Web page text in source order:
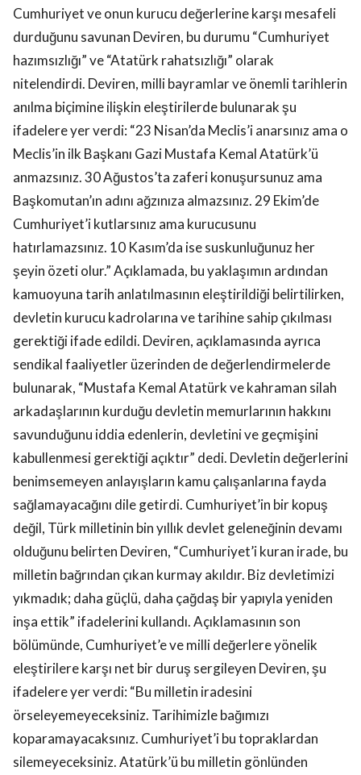
Cumhuriyet ve onun kurucu değerlerine karşı mesafeli
durduğunu savunan Deviren, bu durumu “Cumhuriyet
hazımsızlığı” ve “Atatürk rahatsızlığı” olarak
nitelendirdi. Deviren, milli bayramlar ve önemli tarihlerin
anılma biçimine ilişkin eleştirilerde bulunarak şu
ifadelere yer verdi: “23 Nisan’da Meclis’i anarsınız ama o
Meclis’in ilk Başkanı Gazi Mustafa Kemal Atatürk’ü
anmazsınız. 30 Ağustos’ta zaferi konuşursunuz ama
Başkomutan’ın adını ağzınıza almazsınız. 29 Ekim’de
Cumhuriyet’i kutlarsınız ama kurucusunu
hatırlamazsınız. 10 Kasım’da ise suskunluğunuz her
şeyin özeti olur.” Açıklamada, bu yaklaşımın ardından
kamuoyuna tarih anlatılmasının eleştirildiği belirtilirken,
devletin kurucu kadrolarına ve tarihine sahip çıkılması
gerektiği ifade edildi. Deviren, açıklamasında ayrıca
sendikal faaliyetler üzerinden de değerlendirmelerde
bulunarak, “Mustafa Kemal Atatürk ve kahraman silah
arkadaşlarının kurduğu devletin memurlarının hakkını
savunduğunu iddia edenlerin, devletini ve geçmişini
kabullenmesi gerektiği açıktır” dedi. Devletin değerlerini
benimsemeyen anlayışların kamu çalışanlarına fayda
sağlamayacağını dile getirdi. Cumhuriyet’in bir kopuş
değil, Türk milletinin bin yıllık devlet geleneğinin devamı
olduğunu belirten Deviren, “Cumhuriyet’i kuran irade, bu
milletin bağrından çıkan kurmay akıldır. Biz devletimizi
yıkmadık; daha güçlü, daha çağdaş bir yapıyla yeniden
inşa ettik” ifadelerini kullandı. Açıklamasının son
bölümünde, Cumhuriyet’e ve milli değerlere yönelik
eleştirilere karşı net bir duruş sergileyen Deviren, şu
ifadelere yer verdi: “Bu milletin iradesini
örseleyemeyeceksiniz. Tarihimizle bağımızı
koparamayacaksınız. Cumhuriyet’i bu topraklardan
silemeyeceksiniz. Atatürk’ü bu milletin gönlünden